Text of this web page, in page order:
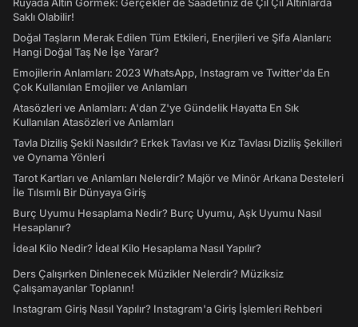
Saklı Olabilir!
Doğal Taşların Merak Edilen Tüm Etkileri, Enerjileri ve Şifa Alanları:
Hangi Doğal Taş Ne İşe Yarar?
Emojilerin Anlamları: 2023 WhatsApp, Instagram ve Twitter'da En
Çok Kullanılan Emojiler ve Anlamları
Atasözleri ve Anlamları: A'dan Z'ye Gündelik Hayatta En Sık
Kullanılan Atasözleri ve Anlamları
Tavla Diziliş Şekli Nasıldır? Erkek Tavlası ve Kız Tavlası Diziliş Şekilleri
ve Oynama Yönleri
Tarot Kartları ve Anlamları Nelerdir? Majör ve Minör Arkana Desteleri
İle Tılsımlı Bir Dünyaya Giriş
Burç Uyumu Hesaplama Nedir? Burç Uyumu, Aşk Uyumu Nasıl
Hesaplanır?
İdeal Kilo Nedir? İdeal Kilo Hesaplama Nasıl Yapılır?
Ders Çalışırken Dinlenecek Müzikler Nelerdir? Müziksiz
Çalışamayanlar Toplanın!
Instagram Giriş Nasıl Yapılır? Instagram'a Giriş İşlemleri Rehberi